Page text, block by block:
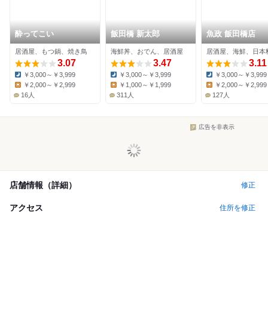
酔ってこい
居酒屋、もつ鍋、焼き鳥
3.07
Dinner:
￥3,000～￥3,999
Lunch:
￥2,000～￥2,999
16人
飯田橋 新太郎
海鮮丼、おでん、居酒屋
3.47
Dinner:
￥3,000～￥3,999
￥1,000～￥1,999
311人
魚政 飯田橋店
居酒屋、海鮮、日本
3.11
Dinner:
￥3,000～￥3,999
￥2,000～￥2,999
127人
広告を非表示
店舗情報（詳細） 修正
アクセス 住所を修正